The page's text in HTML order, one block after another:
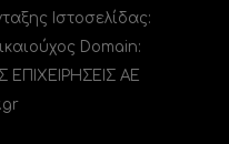
Ιστοσελίδας:
Domain:
ΕΠΙΧΕΙΡΗΣΕΙΣ ΑΕ